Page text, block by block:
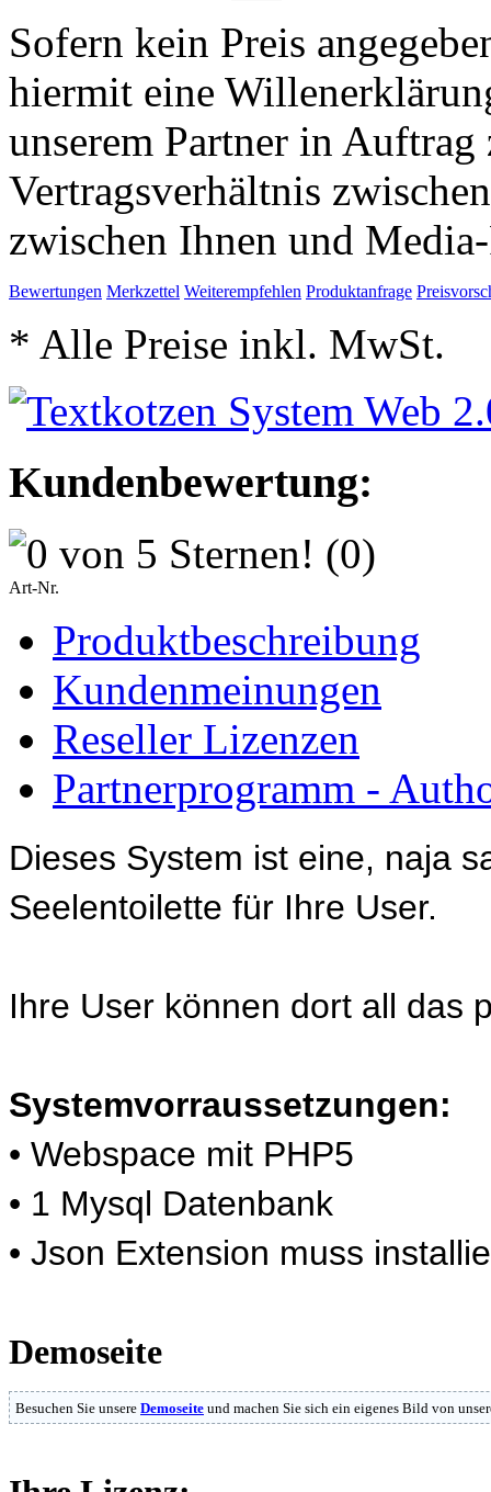
Sofern kein Preis
hiermit eine
unserem Partner in
Vertragsverhältnis
zwischen Ihnen und
Bewertungen Merkzettel Weiterempfehlen Produktanfrage
* Alle Preise inkl. MwSt.
Kundenbewertung:
(0)
Art-Nr.
Produktbeschreibung
Kundenmeinungen
Reseller Lizenzen
Partnerprogramm -
Dieses System ist eine, naja
Seelentoilette für Ihre User.
Ihre User können dort all das
Systemvorraussetzungen:
• Webspace mit PHP5
• 1 Mysql Datenbank
• Json Extension muss
Demoseite
Besuchen Sie unsere Demoseite und machen Sie sich ein eigenes Bild von